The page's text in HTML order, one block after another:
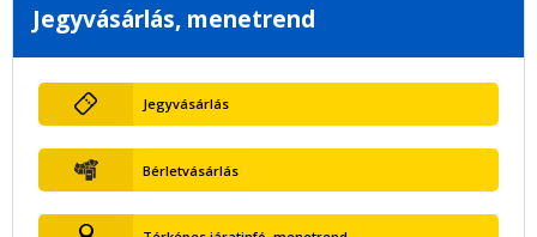
Jegyvásárlás, menetrend
Jegyvásárlás
Bérletvásárlás